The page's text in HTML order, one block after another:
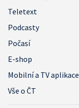
Teletext
Podcasty
Počasí
E-shop
Mobilní a TV aplikace
Vše o ČT